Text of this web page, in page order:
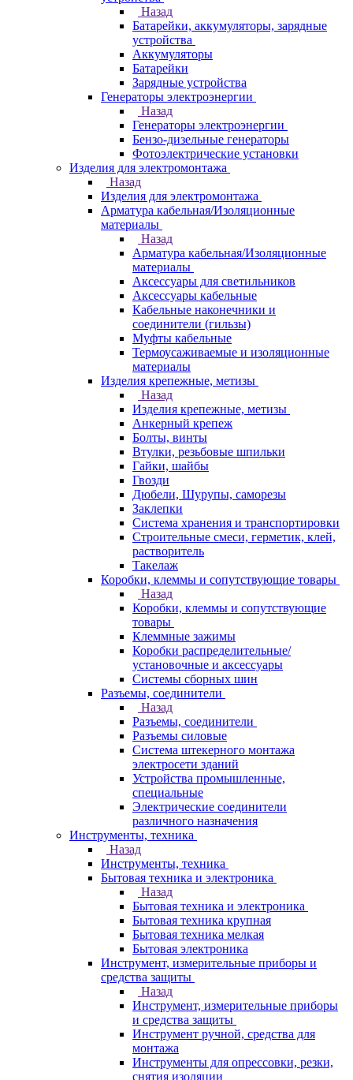
Назад
Батарейки, аккумуляторы, зарядные
устройства
Аккумуляторы
Батарейки
Зарядные устройства
Генераторы электроэнергии
Назад
Генераторы электроэнергии
Бензо-дизельные генераторы
Фотоэлектрические установки
Изделия для электромонтажа
Назад
Изделия для электромонтажа
Арматура кабельная/Изоляционные
материалы
Назад
Арматура кабельная/Изоляционные
материалы
Аксессуары для светильников
Аксессуары кабельные
Кабельные наконечники и
соединители (гильзы)
Муфты кабельные
Термоусаживаемые и изоляционные
материалы
Изделия крепежные, метизы
Назад
Изделия крепежные, метизы
Анкерный крепеж
Болты, винты
Втулки, резьбовые шпильки
Гайки, шайбы
Гвозди
Дюбели, Шурупы, саморезы
Заклепки
Система хранения и транспортировки
Строительные смеси, герметик, клей,
растворитель
Такелаж
Коробки, клеммы и сопутствующие товары
Назад
Коробки, клеммы и сопутствующие
товары
Клеммные зажимы
Коробки распределительные/
установочные и аксессуары
Системы сборных шин
Разъемы, соединители
Назад
Разъемы, соединители
Разъемы силовые
Система штекерного монтажа
электросети зданий
Устройства промышленные,
специальные
Электрические соединители
различного назначения
Инструменты, техника
Назад
Инструменты, техника
Бытовая техника и электроника
Назад
Бытовая техника и электроника
Бытовая техника крупная
Бытовая техника мелкая
Бытовая электроника
Инструмент, измерительные приборы и
средства защиты
Назад
Инструмент, измерительные приборы
и средства защиты
Инструмент ручной, средства для
монтажа
Инструменты для опрессовки, резки,
снятия изоляции